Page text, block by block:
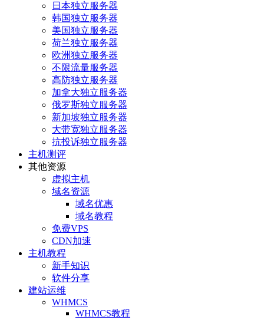
日本独立服务器
韩国独立服务器
美国独立服务器
荷兰独立服务器
欧洲独立服务器
不限流量服务器
高防独立服务器
加拿大独立服务器
俄罗斯独立服务器
新加坡独立服务器
大带宽独立服务器
抗投诉独立服务器
主机测评
其他资源
虚拟主机
域名资源
域名优惠
域名教程
免费VPS
CDN加速
主机教程
新手知识
软件分享
建站运维
WHMCS
WHMCS教程